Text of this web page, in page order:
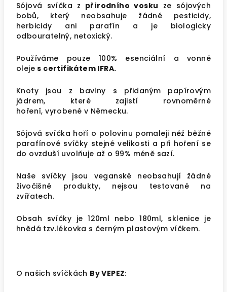
Sójová svíčka z přírodního vosku ze sójových
bobů, který neobsahuje žádné pesticidy,
herbicidy ani parafín a je biologicky
odbouratelný, netoxický.
Používáme pouze 100% esenciální a vonné
olejes certifikátem IFRA.
Knoty jsou z bavlny s přidaným papírovým
jádrem, které zajistí rovnoměrné
hoření, vyrobené v Německu.
Sójová svíčka hoří o polovinu pomaleji něž běžné
parafínové svíčky stejné velikosti a při hoření se
do ovzduší uvolňuje až o 99% méně sazí.
Naše svíčky jsou veganské neobsahují žádné
živočišné produkty, nejsou testované na
zvířatech.
Obsah svíčky je 120ml nebo 180ml, sklenice je
hnědá tzv.lékovka s černým plastovým víčkem.
O našich svíčkách By VEPEZ: